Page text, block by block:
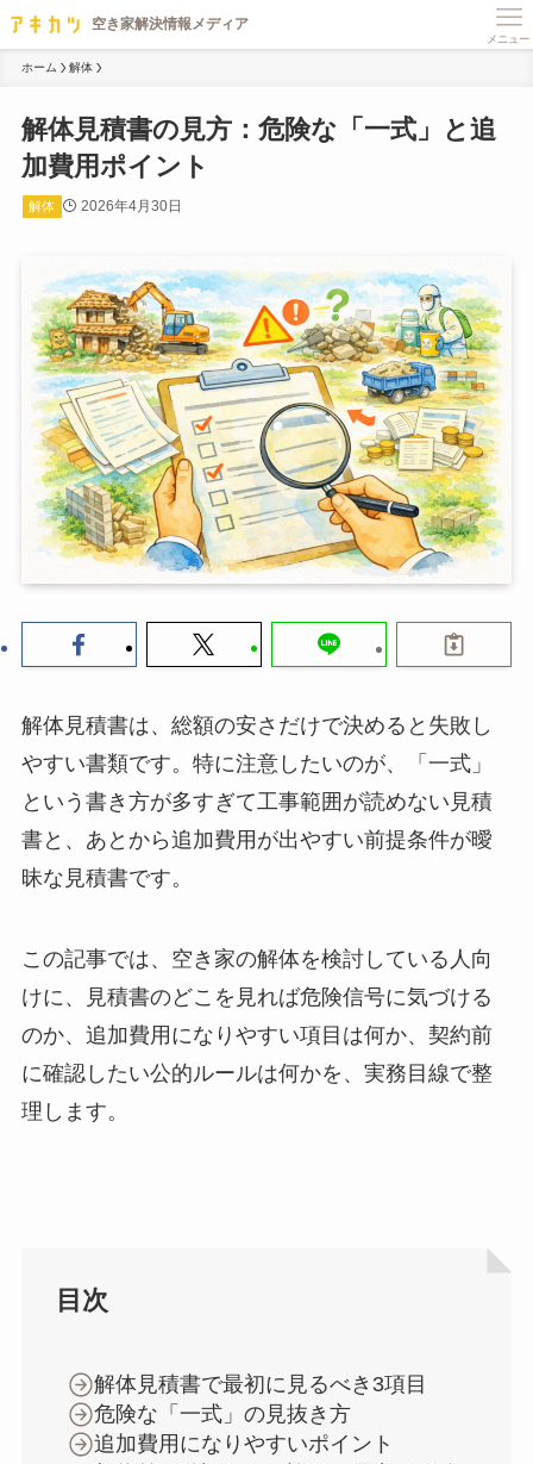
メニュー
ホーム 解体
解体見積書の見方：危険な「一式」と追
加費用ポイント
解体 2026年4月30日
解体見積書は、総額の安さだけで決めると失敗し
やすい書類です。特に注意したいのが、「一式」
という書き方が多すぎて工事範囲が読めない見積
書と、あとから追加費用が出やすい前提条件が曖
昧な見積書です。
この記事では、空き家の解体を検討している人向
けに、見積書のどこを見れば危険信号に気づける
のか、追加費用になりやすい項目は何か、契約前
に確認したい公的ルールは何かを、実務目線で整
理します。
目次
解体見積書で最初に見るべき3項目
危険な「一式」の見抜き方
追加費用になりやすいポイント